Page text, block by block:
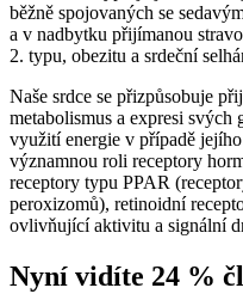
běžně spojovaných se
a v nadbytku přijímanou
2. typu, obezitu a srdeční
Naše srdce se přizpůsobuje
metabolismus a expresi
využití energie v případě
významnou roli receptory
receptory typu PPAR
peroxizomů), retinoidní
ovlivňující aktivitu a signální
Nyní vidíte 24 %